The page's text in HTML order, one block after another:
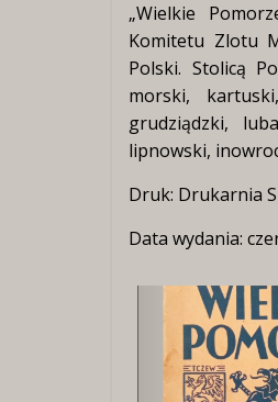
„Wielkie
Komitetu Zlotu
Polski. Stolicą
morski,
grudziądzki,
lipnowski,
Druk: Drukarnia
Data wydania: